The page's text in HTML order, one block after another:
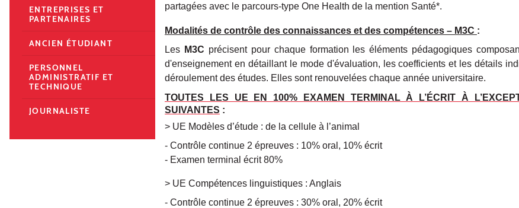
partagées avec le parcours-type One Health de la mention Santé*.
Modalités de contrôle des connaissances et des compétences – M3C :
Les M3C précisent pour chaque formation les éléments pédagogiques
d'enseignement en détaillant le mode d'évaluation, les coefficients et les détails
déroulement des études. Elles sont renouvelées chaque année universitaire.
TOUTES LES UE EN 100% EXAMEN TERMINAL À L’ÉCRIT À
SUIVANTES :
> UE Modèles d’étude : de la cellule à l’animal
- Contrôle continue 2 épreuves : 10% oral, 10% écrit
- Examen terminal écrit 80%
> UE Compétences linguistiques : Anglais
- Contrôle continue 2 épreuves : 30% oral, 20% écrit
ENTREPRISES ET
PARTENAIRES
ANCIEN ÉTUDIANT
PERSONNEL
ADMINISTRATIF ET
TECHNIQUE
JOURNALISTE